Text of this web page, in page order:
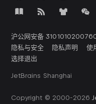
沪公网安备
隐私与安全
隐私声明 使
选择退出
JetBrains Shanghai
Copyright © 2000-2026